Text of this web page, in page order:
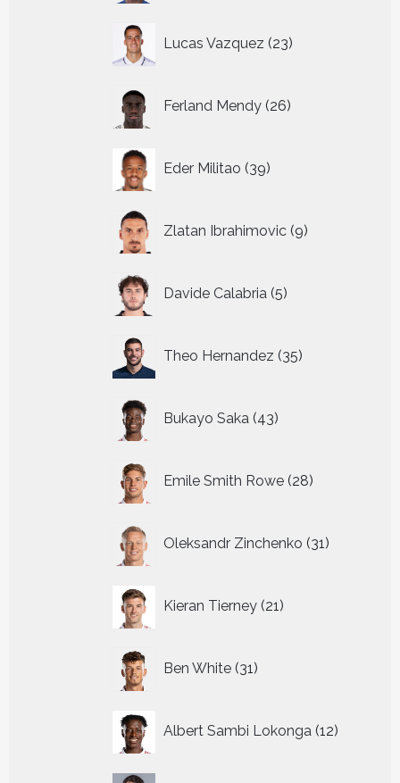
Lucas Vazquez 23
producten
Ferland Mendy 26
producten
Eder Militao 39
producten
Zlatan Ibrahimovic 9
producten
Davide Calabria 5
producten
Theo Hernandez 35
producten
Bukayo Saka 43
producten
Emile Smith Rowe 28
producten
Oleksandr Zinchenko 31
producten
Kieran Tierney 21
producten
Ben White 31
producten
Albert Sambi Lokonga 12